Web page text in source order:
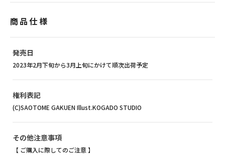
商品仕様
発売日
2023年2月下旬から3月上旬にかけて順次出荷予定
権利表記
(C)SAOTOME GAKUEN Illust.KOGADO STUDIO
その他注意事項
【 ご購入に際してのご注意 】